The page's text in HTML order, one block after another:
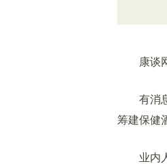
康谈网
有消息
筹建保健
业内人